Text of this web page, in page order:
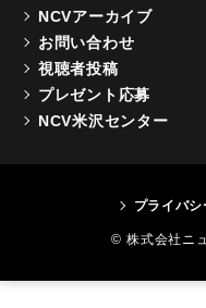
NCVアーカイブ
お問い合わせ
視聴者投稿
プレゼント応募
NCV米沢センター
プライバ
© 株式会社ニ